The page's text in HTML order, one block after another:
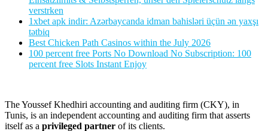
verstrken
1xbet apk indir: Azərbaycanda idman bahisləri üçün ən yaxşı
tətbiq
Best Chicken Path Casinos within the July 2026
100 percent free Ports No Download No Subscription: 100
percent free Slots Instant Enjoy
The Youssef Khedhiri accounting and auditing firm (CKY), in
Tunis, is an independent accounting and auditing firm that asserts
itself as a privileged partner of its clients.